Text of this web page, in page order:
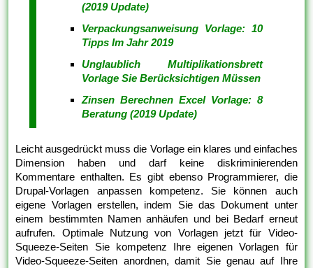
(2019 Update)
Verpackungsanweisung Vorlage: 10
Tipps Im Jahr 2019
Unglaublich Multiplikationsbrett
Vorlage Sie Berücksichtigen Müssen
Zinsen Berechnen Excel Vorlage: 8
Beratung (2019 Update)
Leicht ausgedrückt muss die Vorlage ein klares und einfaches
Dimension haben und darf keine diskriminierenden
Kommentare enthalten. Es gibt ebenso Programmierer, die
Drupal-Vorlagen anpassen kompetenz. Sie können auch
eigene Vorlagen erstellen, indem Sie das Dokument unter
einem bestimmten Namen anhäufen und bei Bedarf erneut
aufrufen. Optimale Nutzung von Vorlagen jetzt für Video-
Squeeze-Seiten Sie kompetenz Ihre eigenen Vorlagen für
Video-Squeeze-Seiten anordnen, damit Sie genau auf Ihre